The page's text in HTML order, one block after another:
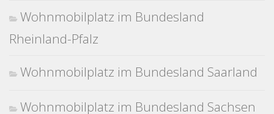
Wohnmobilplatz im Bundesland
Rheinland-Pfalz
Wohnmobilplatz im Bundesland Saarland
Wohnmobilplatz im Bundesland Sachsen